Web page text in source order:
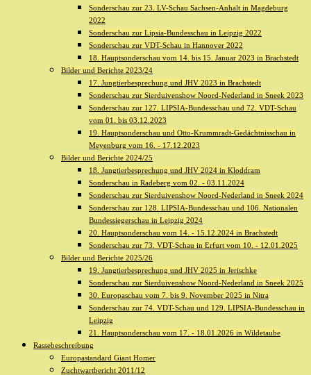
Sonderschau zur 23. LV-Schau Sachsen-Anhalt in Magdeburg
2022
Sonderschau zur Lipsia-Bundesschau in Leipzig 2022
Sonderschau zur VDT-Schau in Hannover 2022
18. Hauptsonderschau vom 14. bis 15. Januar 2023 in Brachstedt
Bilder und Berichte 2023/24
17. Jungtierbesprechung und JHV 2023 in Brachstedt
Sonderschau zur Sierduivenshow Noord-Nederland in Sneek 2023
Sonderschau zur 127. LIPSIA-Bundesschau und 72. VDT-Schau
vom 01. bis 03.12.2023
19. Hauptsonderschau und Otto-Krummradt-Gedächtnisschau in
Meyenburg vom 16. - 17.12.2023
Bilder und Berichte 2024/25
18. Jungtierbesprechung und JHV 2024 in Kloddram
Sonderschau in Radeberg vom 02. - 03.11.2024
Sonderschau zur Sierduivenshow Noord-Nederland in Sneek 2024
Sonderschau zur 128. LIPSIA-Bundesschau und 106. Nationalen
Bundessiegerschau in Leipzig 2024
20. Hauptsonderschau vom 14. - 15.12.2024 in Brachstedt
Sonderschau zur 73. VDT-Schau in Erfurt vom 10. - 12.01.2025
Bilder und Berichte 2025/26
19. Jungtierbesprechung und JHV 2025 in Jerischke
Sonderschau zur Sierduivenshow Noord-Nederland in Sneek 2025
30. Europaschau vom 7. bis 9. November 2025 in Nitra
Sonderschau zur 74. VDT-Schau und 129. LIPSIA-Bundesschau in
Leipzig
21. Hauptsonderschau vom 17. - 18.01.2026 in Wildetaube
Rassebeschreibung
Europastandard Giant Homer
Zuchtwartbericht 2011/12